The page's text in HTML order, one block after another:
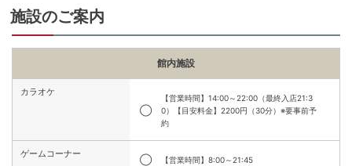
施設のご案内
館内施設
カラオケ
◯
【営業時間】14:00～22:00（最終入店21:3
0）【目安料金】2200円（30分）※要事前予
約
ゲームコーナー
◯ 【営業時間】8:00～21:45